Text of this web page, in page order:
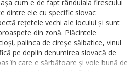
cum e de fapt rânduiala firescului
dintre ele cu specific slovac
rețetele vechi ale locului și sunt
din zonă. Plăcintele
palinca de cireșe sălbatice, vinul
pe deplin denumirea slovacă de
în care e sărbătoare și voie bună de
pragul hanului din Șinteu.